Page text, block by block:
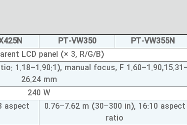
PT-VW355N
PT-VW350
LCD panel (× 3, R/G/B)
1.18–1.90:1), manual focus, F
26.24 mm
240 W
0.76–7.62 m (30–300 in), 16:10 aspect
ratio
aspect